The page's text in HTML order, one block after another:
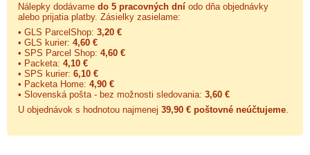
Nálepky dodávame do 5 pracovných dní odo dňa objednávky
alebo prijatia platby. Zásielky zasielame:
• GLS ParcelShop: 3,20 €
• GLS kurier: 4,60 €
• SPS Parcel Shop: 4,60 €
• Packeta: 4,10 €
• SPS kurier: 6,10 €
• Packeta Home: 4,90 €
• Slovenská pošta - bez možnosti sledovania: 3,60 €
U objednávok s hodnotou najmenej 39,90 € poštovné neúčtujeme